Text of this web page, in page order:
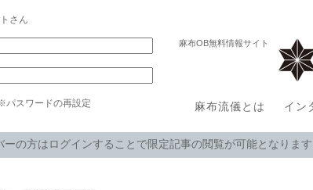
さん
パスワードの再設定
麻布OB無料情報サイト
麻布流儀とは イン
ーの方はログインすることで限定記事の閲覧が可能となります